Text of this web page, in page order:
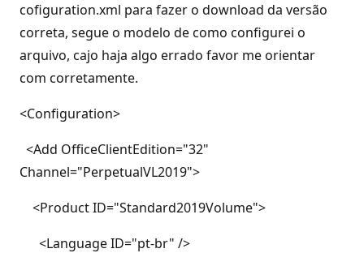
cofiguration.xml para fazer o download da versão
correta, segue o modelo de como configurei o
arquivo, cajo haja algo errado favor me orientar
com corretamente.
<Configuration>
<Add OfficeClientEdition="32"
Channel="PerpetualVL2019">
<Product ID="Standard2019Volume">
<Language ID="pt-br" />